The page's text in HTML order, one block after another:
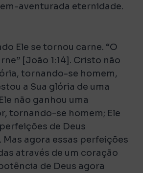
aventurada eternidade.
Ele se tornou carne. “O
[João 1:14]. Cristo não
tornando-se homem,
a Sua glória de uma
não ganhou uma
tornando-se homem; Ele
de Deus
agora essas perfeições
através de um coração
de Deus agora